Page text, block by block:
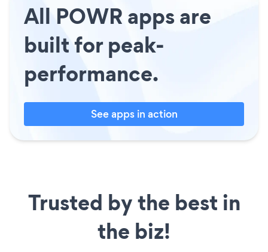
All POWR apps are
built for peak-
performance.
See apps in action
Trusted by the best in
the biz!